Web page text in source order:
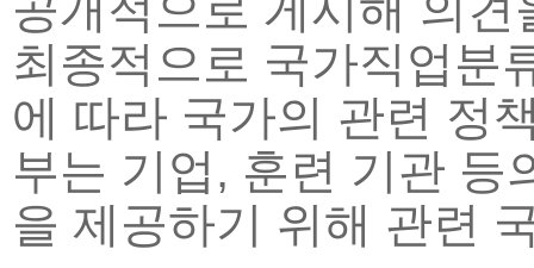
최종적으로 국가직업분
에 따라 국가의 관련 정
부는 기업, 훈련 기관 등
을 제공하기 위해 관련